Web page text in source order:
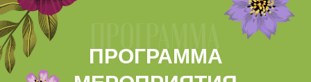
ПРОГРАММА